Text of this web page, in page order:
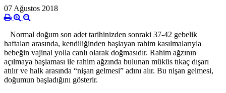
07 Ağustos 2018
Normal doğum son adet tarihinizden sonraki 37-42 gebelik
haftaları arasında, kendiliğinden başlayan rahim kasılmalarıyla
bebeğin vajinal yolla canlı olarak doğmasıdır. Rahim ağzının
açılmaya başlaması ile rahim ağzında bulunan müküs tıkaç dışarı
atılır ve halk arasında “nişan gelmesi” adını alır. Bu nişan gelmesi,
doğumun başladığını gösterir.